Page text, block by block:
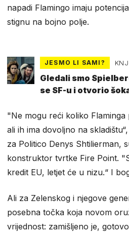
napadi Flamingo imaju
stignu na bojno polje.
JESMO LI SAMI?
Gledali smo
se SF-u i otvorio
"Ne mogu reći koliko Flaminga
ali ih ima dovoljno na
za Politico Denys Shtilierman,
konstruktor tvrtke Fire Point.
kredit EU, letjet će u nizu.“ I
Ali za Zelenskog i njegove
posebna točka koja novom
vrijednost: zamišljeno je,